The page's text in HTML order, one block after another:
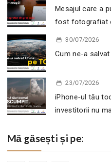
Mesajul care a
fost fotografiat
30/07/2026
Cum ne-a
23/07/2026
iPhone-ul tău
investitorii nu
Mă găsești și pe: